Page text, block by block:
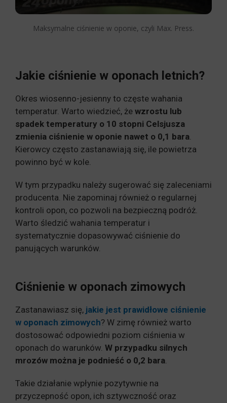
Maksymalne ciśnienie w oponie, czyli Max. Press.
Jakie ciśnienie w oponach letnich?
Okres wiosenno-jesienny to częste wahania
temperatur. Warto wiedzieć, że wzrostu lub
spadek temperatury o 10 stopni Celsjusza
zmienia ciśnienie w oponie nawet o 0,1 bara.
Kierowcy często zastanawiają się, ile powietrza
powinno być w kole.
W tym przypadku należy sugerować się zaleceniami
producenta. Nie zapominaj również o regularnej
kontroli opon, co pozwoli na bezpieczną podróż.
Warto śledzić wahania temperatur i
systematycznie dopasowywać ciśnienie do
panujących warunków.
Ciśnienie w oponach zimowych
Zastanawiasz się, jakie jest prawidłowe ciśnienie
w oponach zimowych? W zimę również warto
dostosować odpowiedni poziom ciśnienia w
oponach do warunków. W przypadku silnych
mrozów można je podnieść o 0,2 bara.
Takie działanie wpłynie pozytywnie na
przyczepność opon, ich sztywczność oraz